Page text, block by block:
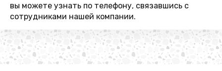
вы можете узнать по телефону, связавшись с
сотрудниками нашей компании.